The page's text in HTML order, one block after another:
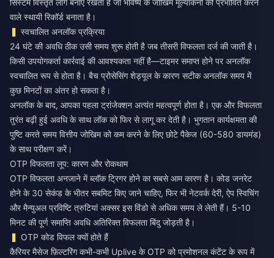
सिस्टम विस्तृत लॉग बनाए रखता है जो भविष्य के जोखिम मूल्यांकनों को प्रभावित करने
वाले स्थायी रिकॉर्ड बनाता है।
स्वचालित अनलॉक प्रक्रिया
24 घंटे की अवधि ठीक उसी समय शुरू होती है जब तीसरी विफलता दर्ज की जाती है।
किसी उपयोगकर्ता कार्रवाई की आवश्यकता नहीं है—टाइमर समाप्त होने पर अनलॉक
स्वचालित रूप से होता है। बैच प्रोसेसिंग शेड्यूल के कारण सटीक अनलॉक समय में
कुछ मिनटों का अंतर हो सकता है।
अनलॉक के बाद, आपका पहला ट्रांजेक्शन अत्यंत महत्वपूर्ण होता है। एक और विफलता
तुरंत बढ़ी हुई अवधि के साथ लॉक को फिर से लागू कर देती है। भुगतान कार्यक्षमता की
पुष्टि करते समय वित्तीय जोखिम को कम करने के लिए छोटे पैकेज (60-580 डायमंड)
के साथ परीक्षण करें।
OTP विफलता लूप: कारण और रोकथाम
OTP विफलता अनजाने में ब्लॉक ट्रिगर होने का सबसे आम कारण है। कोड जनरेट
होने के 30 सेकंड के भीतर सबमिट किए जाने चाहिए, फिर भी नेटवर्क देरी, ऐप स्विचिंग
और मैन्युअल प्रविष्टि त्रुटियां अक्सर इस विंडो से अधिक समय ले लेती हैं। 5-10
मिनट की पूर्ण समाप्ति अवधि अतिरिक्त विफलता बिंदु जोड़ती है।
OTP कोड विफल क्यों होते हैं
कैरियर मैसेज फ़िल्टरिंग कभी-कभी Uplive के OTP को प्रमोशनल कंटेंट के रूप में